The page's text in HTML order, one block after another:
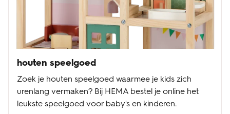
houten speelgoed
Zoek je houten speelgoed waarmee je kids zich
urenlang vermaken? Bij HEMA bestel je online het
leukste speelgoed voor baby's en kinderen.